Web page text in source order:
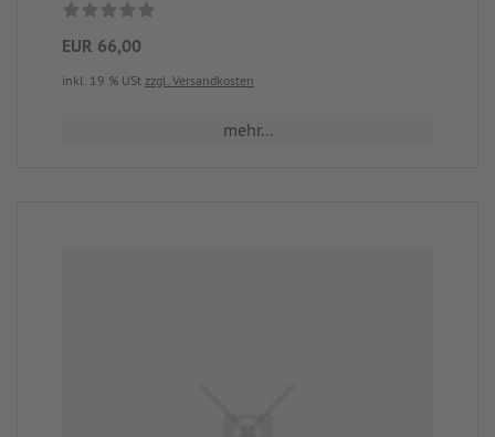
EUR 66,00
inkl. 19 % USt zzgl. Versandkosten
mehr...